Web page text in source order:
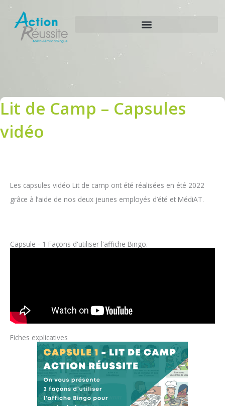
Aller
contenu
Lit de Camp – Capsules
vidéo
Les capsules vidéo Lit de camp ont été réalisées en été 2022
grâce à l’aide de nos deux jeunes employés d’été et MédiAT.
Capsule - 1 Façons d'utiliser l'affiche Bingo.
Fiches explicatives